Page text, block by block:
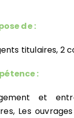
de :
titulaires, 2
:
et
Les